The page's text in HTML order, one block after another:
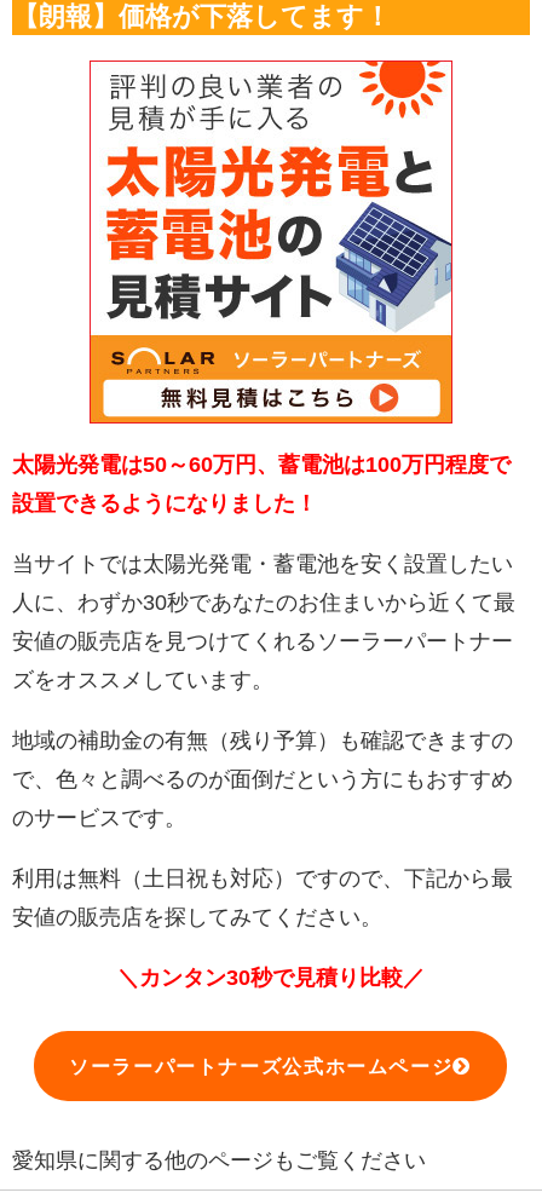
【朗報】価格が下落してます！
太陽光発電は50～60万円、蓄電池は100万円程度で
設置できるようになりました！
当サイトでは太陽光発電・蓄電池を安く設置したい
人に、わずか30秒であなたのお住まいから近くて最
安値の販売店を見つけてくれるソーラーパートナー
ズをオススメしています。
地域の補助金の有無（残り予算）も確認できますの
で、色々と調べるのが面倒だという方にもおすすめ
のサービスです。
利用は無料（土日祝も対応）ですので、下記から最
安値の販売店を探してみてください。
＼カンタン30秒で見積り比較／
ソーラーパートナーズ公式ホームページ
愛知県に関する他のページもご覧ください